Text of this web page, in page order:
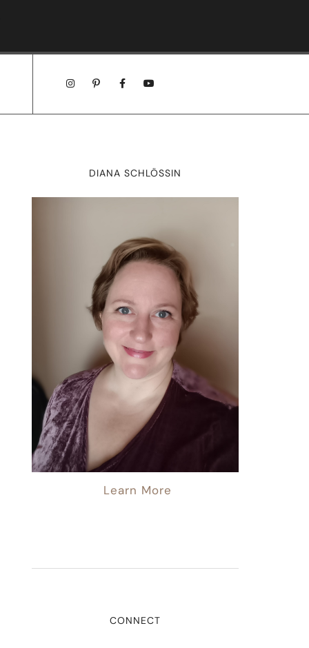
DIANA SCHLÖSSIN
Learn More
CONNECT